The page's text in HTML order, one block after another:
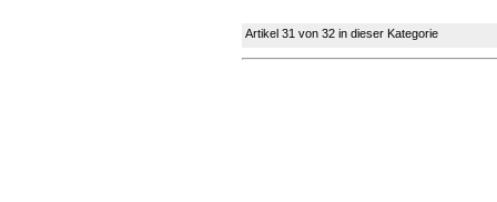
Artikel 31 von 32 in dieser Kategorie